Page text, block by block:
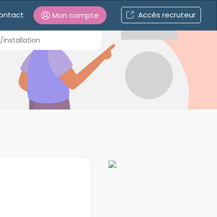
Mon compte Accès recruteur
Mot de passe oublié ?
Se connecter avec Facebook
installation